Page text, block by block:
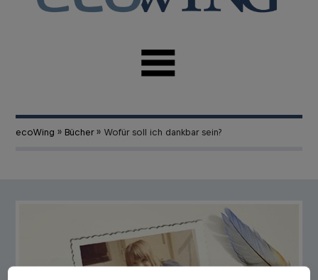
ecoWing » Bücher» Wofür soll ich dankbar sein?